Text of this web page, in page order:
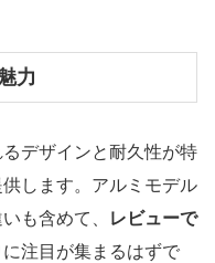
力
デザインと耐久性が特
します。アルミモデル
も含めて、
レビューで
に注目が集まるはずで